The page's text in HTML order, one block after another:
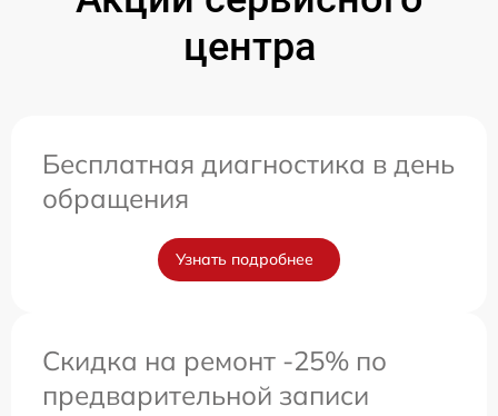
центра
Бесплатная диагностика в день
обращения
Узнать подробнее
Скидка на ремонт -25% по
предварительной записи